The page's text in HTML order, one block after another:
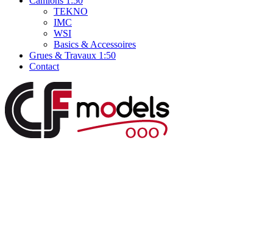
TEKNO
IMC
WSI
Basics & Accessoires
Grues & Travaux 1:50
Contact